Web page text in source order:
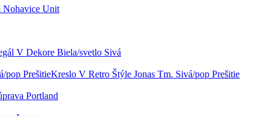
Nohavice Unit
V Dekore Biela/svetlo Sivá
Kreslo V Retro Štýle Jonas Tm. Sivá/pop Prešitie
Portland